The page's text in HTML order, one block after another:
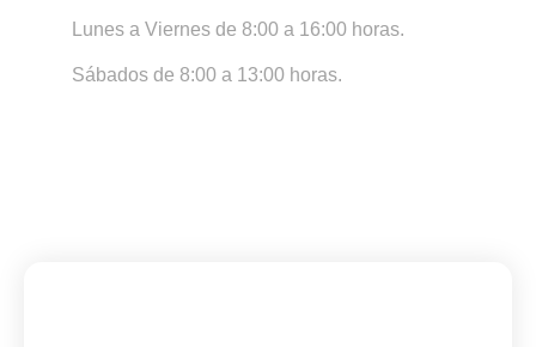
Lunes a Viernes de 8:00 a 16:00 horas.
Sábados de 8:00 a 13:00 horas.